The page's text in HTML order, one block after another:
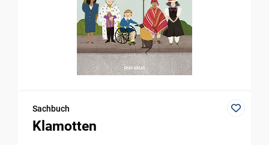
Sachbuch
Klamotten